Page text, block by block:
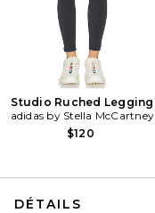
Studio Ruched Legging
adidas by Stella McCartney
$120
DÉTAILS